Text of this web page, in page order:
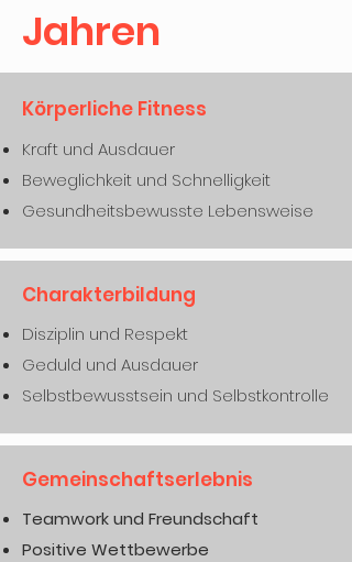
Jahren
Körperliche Fitness
Kraft und Ausdauer
Beweglichkeit und Schnelligkeit
Gesundheitsbewusste Lebensweise
Charakterbildung
Disziplin und Respekt
Geduld und Ausdauer
Selbstbewusstsein und Selbstkontrolle
Gemeinschaftserlebnis
Teamwork und Freundschaft
Positive Wettbewerbe